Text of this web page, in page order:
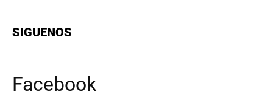
SIGUENOS
Facebook